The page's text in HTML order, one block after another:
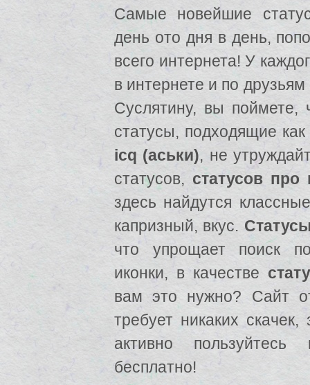
Самые новейшие
день ото дня в день,
всего интернета! У
в интернете и по друзьям
Суслятину, вы
статусы, подходящие
icq (аськи), не
статусов, статусов про
здесь найдутся
капризный, вкус.
что упрощает поиск
иконки, в качестве
вам это нужно? Сайт
требует никаких
активно
бесплатно!